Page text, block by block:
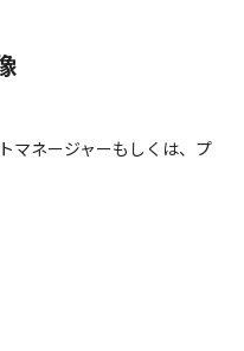
拡大しています（2025年
に推移し、今後も安定した
るため、「ビジネスアプ
、「保守・運用」をはじ
行っています。
ます
ニューがある「Winスクー
マネージャーもしくは、プ